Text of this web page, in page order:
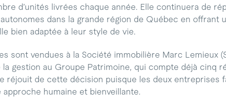
d’unités livrées chaque année. Elle continuera de
dans la grande région de Québec en offrant
bien adaptée à leur style de vie.
sont vendues à la Société immobilière Marc Lemieux
gestion au Groupe Patrimoine, qui compte déjà cinq
réjouit de cette décision puisque les deux entreprises
approche humaine et bienveillante.